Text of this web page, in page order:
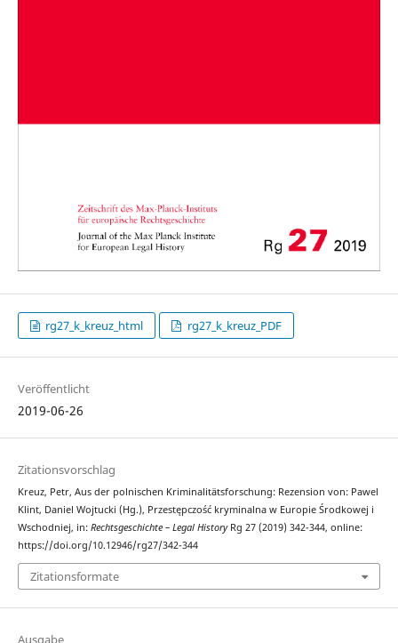
rg27_k_kreuz_html rg27_k_kreuz_PDF
Veröffentlicht
2019-06-26
Zitationsvorschlag
Kreuz, Petr, Aus der polnischen Kriminalitätsforschung: Rezension von: Pawel
Klint, Daniel Wojtucki (Hg.), Przestępczość kryminalna w Europie Środkowej i
Wschodniej, in: Rechtsgeschichte – Legal HistoryRg 27 (2019) 342-344, online:
https://doi.org/10.12946/rg27/342-344
Zitationsformate